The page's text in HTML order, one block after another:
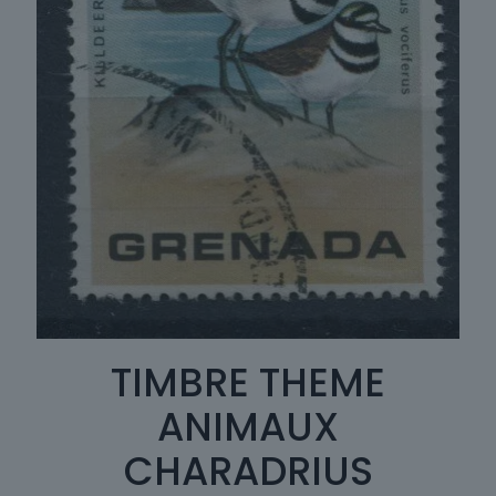
TIMBRE THEME
ANIMAUX
CHARADRIUS